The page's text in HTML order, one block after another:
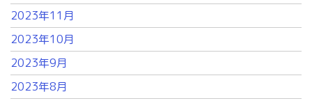
2023年11月
2023年10月
2023年9月
2023年8月